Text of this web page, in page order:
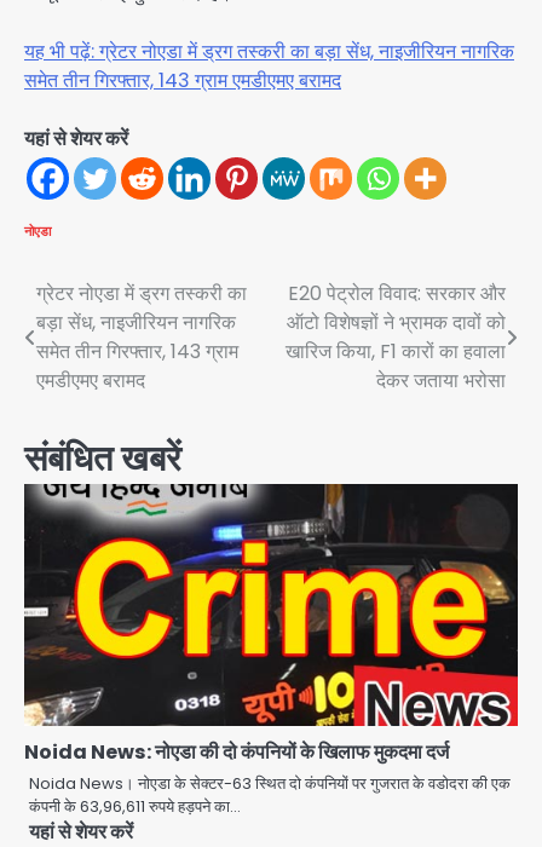
यह भी पढ़ें: ग्रेटर नोएडा में ड्रग तस्करी का बड़ा सेंध, नाइजीरियन नागरिक
समेत तीन गिरफ्तार, 143 ग्राम एमडीएमए बरामद
यहां से शेयर करें
नोएडा
Post
navigation
ग्रेटर नोएडा में ड्रग तस्करी का
बड़ा सेंध, नाइजीरियन नागरिक
समेत तीन गिरफ्तार, 143 ग्राम
एमडीएमए बरामद
E20 पेट्रोल विवाद: सरकार और
ऑटो विशेषज्ञों ने भ्रामक दावों को
खारिज किया, F1 कारों का हवाला
देकर जताया भरोसा
संबंधित खबरें
Noida News: नोएडा की दो कंपनियों के खिलाफ मुकदमा दर्ज
Noida News। नोएडा के सेक्टर-63 स्थित दो कंपनियों पर गुजरात के वडोदरा की एक
कंपनी के 63,96,611 रुपये हड़पने का…
यहां से शेयर करें